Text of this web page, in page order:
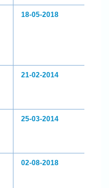
18-05-2018
21-02-2014
25-03-2014
02-08-2018